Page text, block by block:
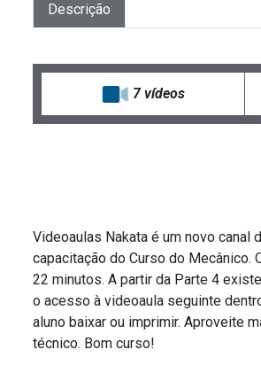
Descrição
7vídeos
Videoaulas Nakata é um novo canal
capacitação do Curso do Mecânico.
22 minutos. A partir da Parte 4
o acesso à videoaula seguinte
aluno baixar ou imprimir. Aproveite
técnico. Bom curso!